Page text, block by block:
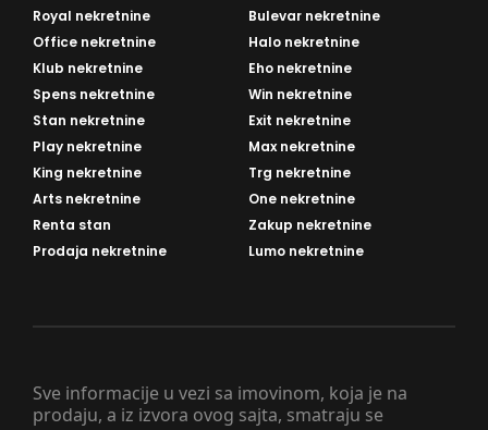
Sve informacije u vezi sa imovinom, koja je na
prodaju, a iz izvora ovog sajta, smatraju se
Royal nekretnine
Bulevar nekretnine
Office nekretnine
Halo nekretnine
Klub nekretnine
Eho nekretnine
Spens nekretnine
Win nekretnine
Stan nekretnine
Exit nekretnine
Play nekretnine
Max nekretnine
King nekretnine
Trg nekretnine
Arts nekretnine
One nekretnine
Renta stan
Zakup nekretnine
Prodaja nekretnine
Lumo nekretnine